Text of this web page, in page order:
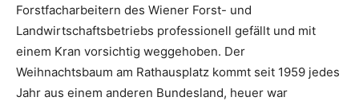
Forstfacharbeitern des Wiener Forst- und
Landwirtschaftsbetriebs professionell gefällt und mit
einem Kran vorsichtig weggehoben. Der
Weihnachtsbaum am Rathausplatz kommt seit 1959 jedes
Jahr aus einem anderen Bundesland, heuer war